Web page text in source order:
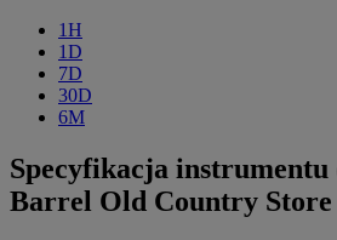
1H
1D
7D
30D
6M
Specyfikacja
Barrel Old Country